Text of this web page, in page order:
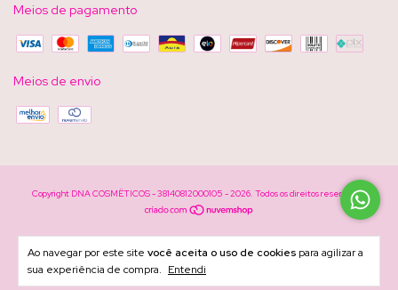
Ao navegar por este site você aceita o uso de cookies para agilizar a
sua experiência de compra. Entendi
Meios de pagamento
Meios de envio
Copyright DNA COSMËTICOS - 38140812000105 - 2026. Todos os direitos reservados.